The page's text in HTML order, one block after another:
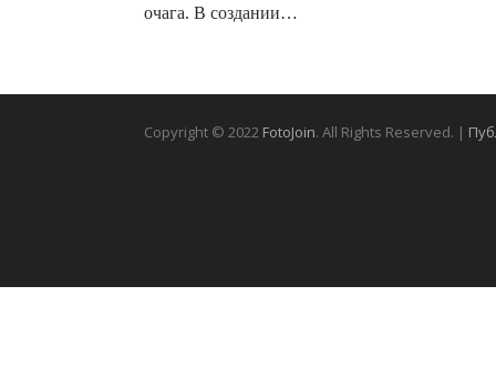
очага. В создании…
Copyright © 2022 FotoJoin. All Rights Reserved. |